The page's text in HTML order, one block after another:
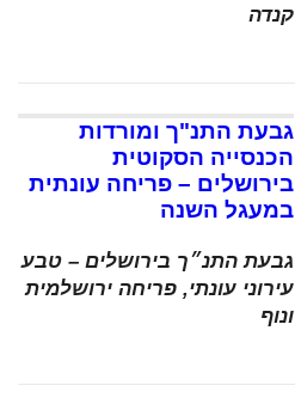
קנדה
גבעת התנ"ך ומורדות
הכנסייה הסקוטית
בירושלים – פריחה עונתית
במעגל השנה
גבעת התנ״ך בירושלים – טבע
עירוני עונתי, פריחה ירושלמית
ונוף